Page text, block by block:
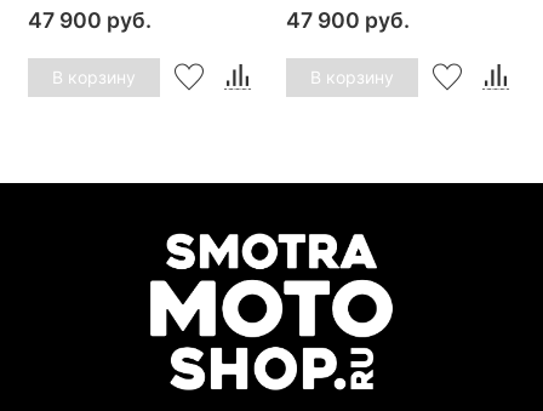
47 900 руб.
В корзину
47 900 руб.
В корзину